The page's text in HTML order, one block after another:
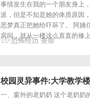
事情发生在我的一个朋友身上
派，但是不知是她的体质原因
恶梦真正把她给吓坏了。 阿姨
房间，就从一楼这么直直的修
恐怖经历 丧命
校园灵异事件:大学教学
一、窗外的老奶奶 这个老奶奶